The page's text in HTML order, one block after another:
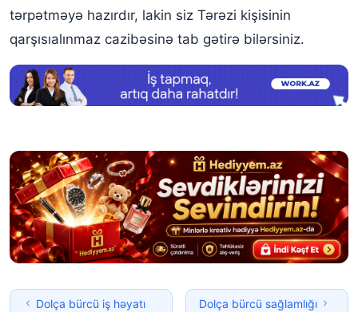
tərpətməyə hazırdır, lakin siz Tərəzi kişisinin
qarşısıalınmaz cazibəsinə tab gətirə bilərsiniz.
Dolça bürcü iş həyatı Dolça bürcü sağlamlığı